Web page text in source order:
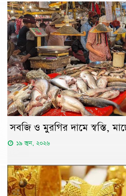
সবজি ও মুরগির দামে স্বস্তি,
১৯ জুন, ২০২৬